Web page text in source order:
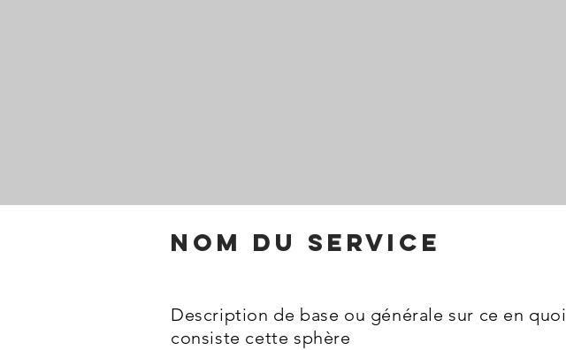
nom du service
Description de base ou générale sur ce en quoi
consiste cette sphère